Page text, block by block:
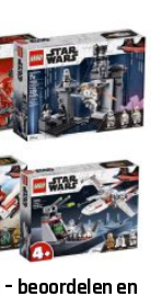
beoordelen en